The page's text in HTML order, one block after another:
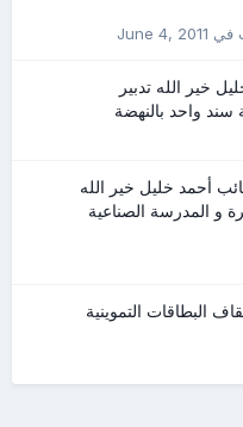
في June 4, 2011
خير الله تدبير
واحد بالنهضة
أحمد خليل خير الله
و المدرسة الصناعية
البطاقات التموينية